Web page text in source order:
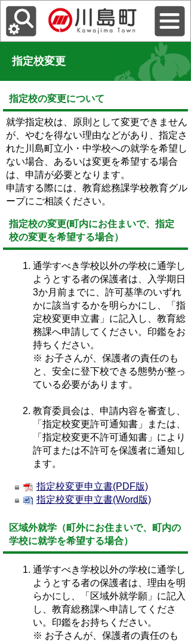
指定校変更
指定校の変更について
就学指定校は、原則として変更できません
が、やむを得ない理由などがあり、指定さ
れた川島町立小・中学校への就学を希望し
ない場合、あるいは変更を希望する場合
は、申請が必要となります。
申請する際には、教育総務課学校教育グル
ープにご相談ください。
指定校の変更(町内にお住まいで、指定
校の変更を希望する場合）
通学すべき学校以外の学校に通学し
ようとする者の保護者は、入学期日
3か月前までに、許可基準のいずれ
かに該当するかを明らかにし、「指
定校変更申立書」に記入し、教育総
務課へ申請してください。印鑑をお
持ちください。
※ お子さんが、保護者の責任のも
と、安全に登下校できる態勢が整っ
ている必要があります。
教育委員会は、申請内容を審査し、
「指定校変更許可通知書」または、
「指定校変更不許可通知書」により
許可または不許可を保護者に通知し
ます。
指定校変更申立書(PDF版)
指定校変更申立書(Word版)
区域外就学（町外にお住まいで、町内の
学校に就学を希望する場合）
通学すべき学校以外の学校に通学し
ようとする者の保護者は、理由を明
らかにし、「区域外就学願」に記入
し、教育総務課へ申請してくださ
い。印鑑をお持ちください。
※ お子さんが、保護者の責任のも